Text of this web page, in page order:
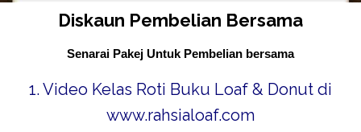
Diskaun Pembelian Bersama
Senarai Pakej Untuk Pembelian bersama
1. Video Kelas Roti Buku Loaf & Donut di
www.rahsialoaf.com